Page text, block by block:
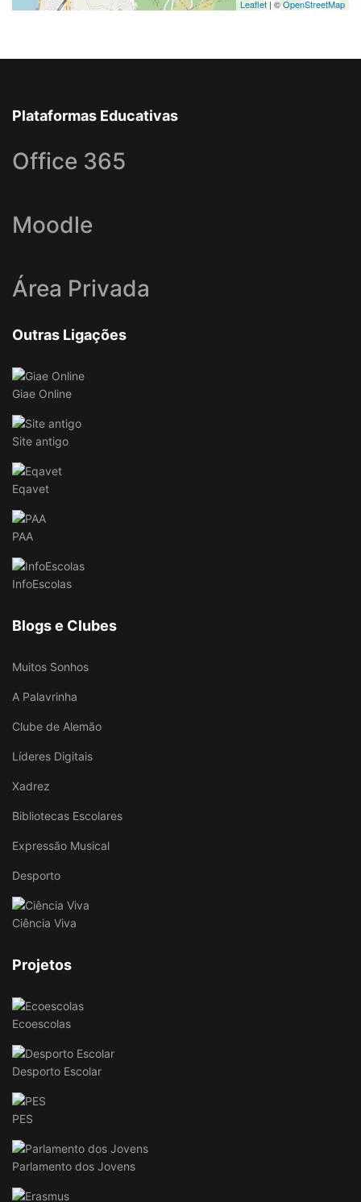
Leaflet | ©OpenStreetMap
Plataformas Educativas
Office 365
Moodle
Área Privada
Outras Ligações
Giae Online
Site antigo
Eqavet
PAA
InfoEscolas
Blogs e Clubes
Muitos Sonhos
A Palavrinha
Clube de Alemão
Líderes Digitais
Xadrez
Bibliotecas Escolares
Expressão Musical
Desporto
Ciência Viva
Projetos
Ecoescolas
Desporto Escolar
PES
Parlamento dos Jovens